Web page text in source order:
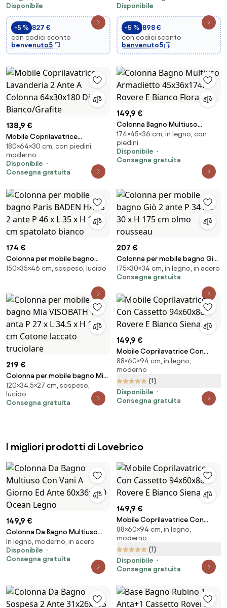
150C - KAMALU
Disponibile
-5 % 827 €
con codici sconto
benvenuto5
giorno SP-175P - KAMALU
Disponibile
-5 % 898 €
con codici sconto
benvenuto5
138,9 €
Mobile Coprilavatrice
Lavanderia 2 Ante A Colonna
64x30x180 Diana
Bianco/Grafite
180×64×30 cm, con piedini,
moderno
Disponibile
Consegna gratuita
149,9 €
Colonna Bagno Multiuso
Armadietto 45x36x174H Rovere
E Bianco Flora
174×45×36 cm, in legno, con
piedini
Disponibile
Consegna gratuita
174 €
Colonna per mobile bagno
Paris BADEN HAUS 2 ante P 46 x L
150×35×46 cm, sospeso, lucido
207 €
Colonna per mobile bagno Giò
2 ante P 34 x L 30 x H 175 cm
olmo rousseau
175×30×34 cm, in legno, in acero
Consegna gratuita
219 €
Colonna per mobile bagno Mia
VISOBATH 1 anta P 27 x L 34.5 x H
120 cm Cotone laccato
truciolare
120×34,5×27 cm, sospeso,
lucido
Consegna gratuita
149,9 €
Mobile Coprilavatrice Con
Cassetto 94x60x88H Rovere E
Bianco Siena
88×60×94 cm, in legno,
moderno
(1)
Disponibile
Consegna gratuita
I migliori prodotti di Lovebrico
149,9 €
Colonna Da Bagno Multiuso
Con Vani A Giorno Ed Ante
60x36x160 Ocean Legno
In legno, moderno, in acero
Disponibile
Consegna gratuita
149,9 €
Mobile Coprilavatrice Con
Cassetto 94x60x88H Rovere E
Bianco Siena
88×60×94 cm, in legno,
moderno
(1)
Disponibile
Consegna gratuita